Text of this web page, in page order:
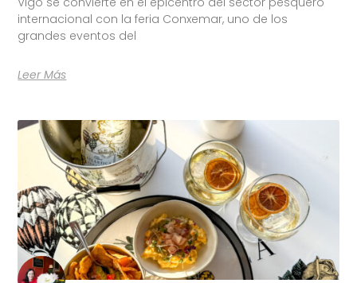
internacional con la feria Conxemar, uno de los
grandes eventos del
Leer Más